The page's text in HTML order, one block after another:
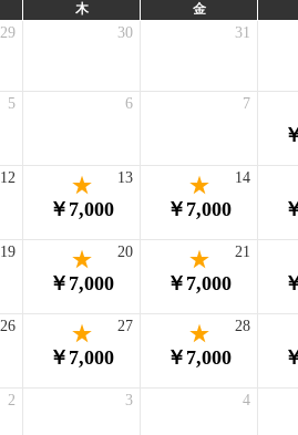
木 金
29 30 31
5 6 7
12
￥7,000
13
￥7,000
14
19
￥7,000
20
￥7,000
21
26
￥7,000
27
￥7,000
28
2 3 4